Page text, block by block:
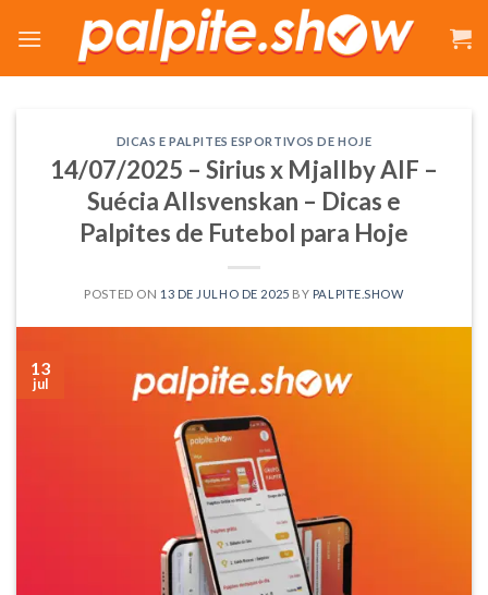
DICAS E PALPITES ESPORTIVOS DE HOJE
14/07/2025 – Sirius x Mjallby AIF –
Suécia Allsvenskan – Dicas e
Palpites de Futebol para Hoje
POSTED ON 13 DE JULHO DE 2025 BY PALPITE.SHOW
13
jul